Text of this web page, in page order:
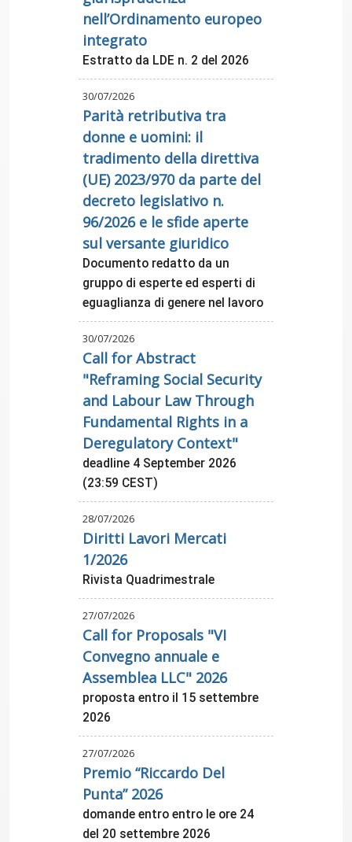
nell’Ordinamento europeo
integrato
Estratto da LDE n. 2 del 2026
30/07/2026
Parità retributiva tra
donne e uomini: il
tradimento della direttiva
(UE) 2023/970 da parte del
decreto legislativo n.
96/2026 e le sfide aperte
sul versante giuridico
Documento redatto da un
gruppo di esperte ed esperti di
eguaglianza di genere nel lavoro
30/07/2026
Call for Abstract
"Reframing Social Security
and Labour Law Through
Fundamental Rights in a
Deregulatory Context"
deadline 4 September 2026
(23:59 CEST)
28/07/2026
Diritti Lavori Mercati
1/2026
Rivista Quadrimestrale
27/07/2026
Call for Proposals "VI
Convegno annuale e
Assemblea LLC" 2026
proposta entro il 15 settembre
2026
27/07/2026
Premio “Riccardo Del
Punta” 2026
domande entro entro le ore 24
del 20 settembre 2026